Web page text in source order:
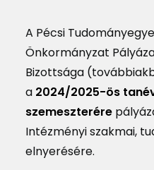
DOKUMENTUMTÁR
DIÁKHITEL
HU
A Pécsi
Önkormányzat
Bizottsága
a 2024/2025-ös
szemeszterére
Intézményi szakmai,
elnyerésére.